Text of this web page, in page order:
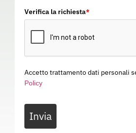
GUANTO AC200
05D096 Categoria
Verifica la richiesta*
Accetto trattamento dati personali
Policy
Invia